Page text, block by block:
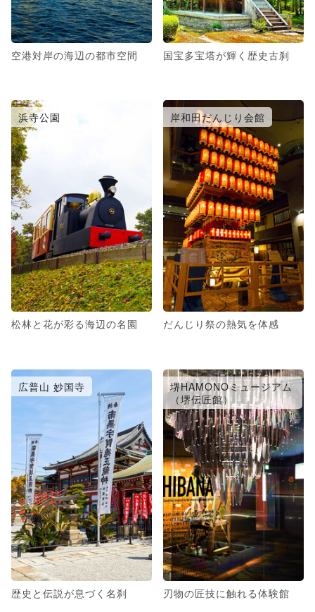
空港対岸の海辺の都市空間 国宝多宝塔が輝く歴史古刹
浜寺公園
松林と花が彩る海辺の名園
岸和田だんじり会館
だんじり祭の熱気を体感
広普山 妙国寺
歴史と伝説が息づく名刹
堺HAMONOミュージアム
（堺伝匠館）
刃物の匠技に触れる体験館